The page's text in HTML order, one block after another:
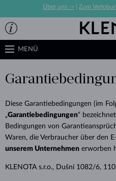
Über uns -> Zum
MENÜ
Diese Garantiebedingungen (im
„Garantiebedingungen“
Bedingungen von
Waren, die Verbraucher über den
unserem Unternehmen erworben
KLENOTA s.r.o., Dušní 1082/6,